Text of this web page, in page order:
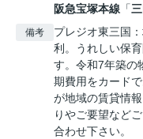
阪急宝塚本線 「
備考
プレジオ東三国
利。うれしい保
す。令和7年築の
期費用をカード
が地域の賃貸情
りやご要望など
合わせ下さい。